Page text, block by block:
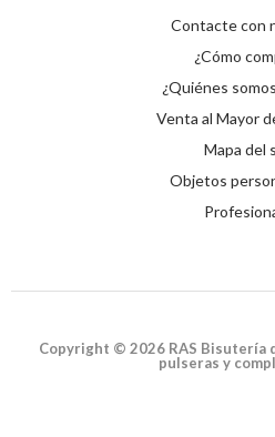
Contacte con
¿Cómo
¿Quiénes
Venta al Mayor
Mapa del
Objetos
Copyright © 2026 RAS Bisutería
pulseras y